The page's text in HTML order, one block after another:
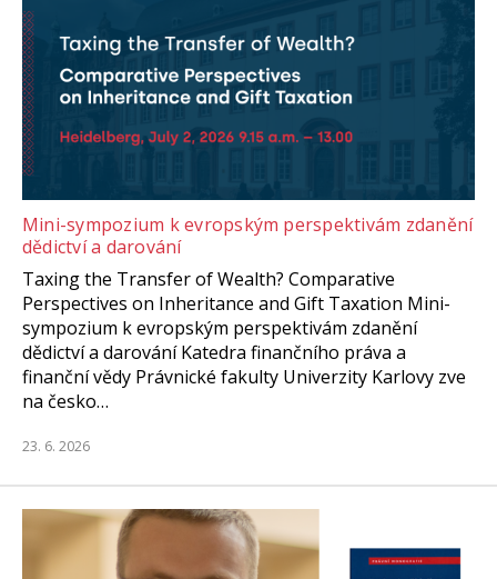
Mini-sympozium k evropským perspektivám zdanění
dědictví a darování
Taxing the Transfer of Wealth? Comparative
Perspectives on Inheritance and Gift Taxation Mini-
sympozium k evropským perspektivám zdanění
dědictví a darování Katedra finančního práva a
finanční vědy Právnické fakulty Univerzity Karlovy zve
na česko…
23. 6. 2026